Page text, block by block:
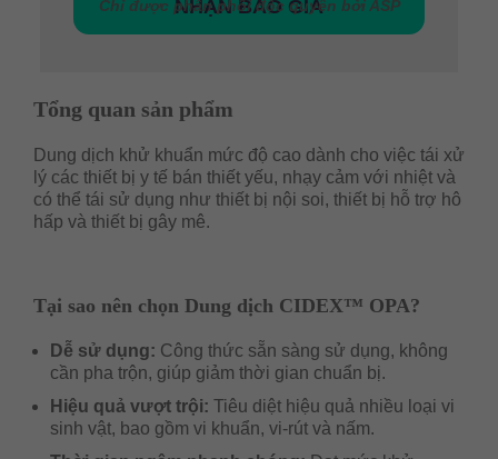
Chỉ được phân phối độc quyền bởi ASP
NHẬN BÁO GIÁ
Tổng quan sản phẩm
Dung dịch khử khuẩn mức độ cao dành cho việc tái xử
lý các thiết bị y tế bán thiết yếu, nhạy cảm với nhiệt và
có thể tái sử dụng như thiết bị nội soi, thiết bị hỗ trợ hô
hấp và thiết bị gây mê.
Tại sao nên chọn Dung dịch CIDEX™ OPA?
Dễ sử dụng: Công thức sẵn sàng sử dụng, không
cần pha trộn, giúp giảm thời gian chuẩn bị.
Hiệu quả vượt trội: Tiêu diệt hiệu quả nhiều loại vi
sinh vật, bao gồm vi khuẩn, vi-rút và nấm.